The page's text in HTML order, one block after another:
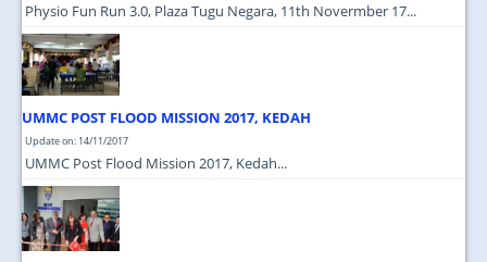
Physio Fun Run 3.0, Plaza Tugu Negara, 11th Novermber 17...
UMMC POST FLOOD MISSION 2017, KEDAH
Update on: 14/11/2017
UMMC Post Flood Mission 2017, Kedah...